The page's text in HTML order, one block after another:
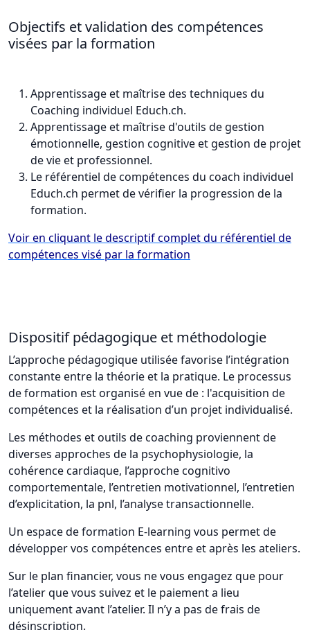
Objectifs et validation des compétences
visées par la formation
Apprentissage et maîtrise des techniques du
Coaching individuel Educh.ch.
Apprentissage et maîtrise d'outils de gestion
émotionnelle, gestion cognitive et gestion de projet
de vie et professionnel.
Le référentiel de compétences du coach individuel
Educh.ch permet de vérifier la progression de la
formation.
Voir en cliquant le descriptif complet du référentiel de
compétences visé par la formation
Dispositif pédagogique et méthodologie
L’approche pédagogique utilisée favorise l’intégration
constante entre la théorie et la pratique. Le processus
de formation est organisé en vue de : l'acquisition de
compétences et la réalisation d’un projet individualisé.
Les méthodes et outils de coaching proviennent de
diverses approches de la psychophysiologie, la
cohérence cardiaque, l’approche cognitivo
comportementale, l’entretien motivationnel, l’entretien
d’explicitation, la pnl, l’analyse transactionnelle.
Un espace de formation E-learning vous permet de
développer vos compétences entre et après les ateliers.
Sur le plan financier, vous ne vous engagez que pour
l’atelier que vous suivez et le paiement a lieu
uniquement avant l’atelier. Il n’y a pas de frais de
désinscription.